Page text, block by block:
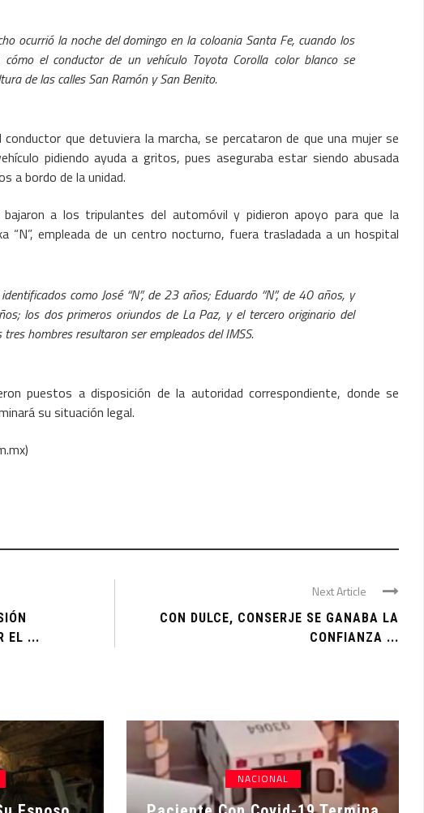
ocurrió la noche del domingo en la coloania Santa Fe, cuando los
cómo el conductor de un vehículo Toyota Corolla color blanco se
de las calles San Ramón y San Benito.
que detuviera la marcha, se percataron de que una mujer se
pidiendo ayuda a gritos, pues aseguraba estar siendo abusada
a bordo de la unidad.
a los tripulantes del automóvil y pidieron apoyo para que la
“N”, empleada de un centro nocturno, fuera trasladada a un hospital
como José “N”, de 23 años; Eduardo “N”, de 40 años, y
los dos primeros oriundos de La Paz, y el tercero originario del
tres hombres resultaron ser empleados del IMSS.
puestos a disposición de la autoridad correspondiente, donde se
su situación legal.
EL ...
Next Article
CON DULCE, CONSERJE SE GANABA LA
CONFIANZA ...
NACIONAL